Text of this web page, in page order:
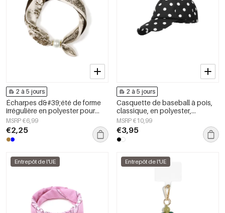
2 à 5 jours
Écharpes d&#39;été de forme
irrégulière en polyester pour
tous les jours, accessoires du
quotidien
MSRP €6,99
€2,25
2 à 5 jours
Casquette de baseball à pois,
classique, en polyester,
accessoire du quotidien
MSRP €10,99
€3,95
Entrepôt de l'UE Entrepôt de l'UE